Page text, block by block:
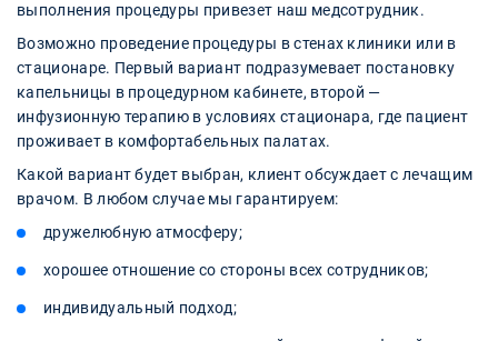
выполнения процедуры привезет наш медсотрудник.
Возможно проведение процедуры в стенах клиники или в
стационаре. Первый вариант подразумевает постановку
капельницы в процедурном кабинете, второй —
инфузионную терапию в условиях стационара, где пациент
проживает в комфортабельных палатах.
Какой вариант будет выбран, клиент обсуждает с лечащим
врачом. В любом случае мы гарантируем:
дружелюбную атмосферу;
хорошее отношение со стороны всех сотрудников;
индивидуальный подход;